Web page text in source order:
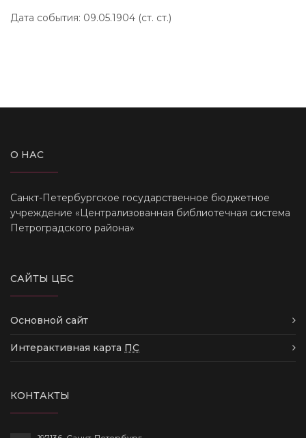
Дата события: 09.05.1904 (ст. ст.)
О НАС
Санкт-Петербургское государственное бюджетное
учреждение «Централизованная библиотечная система
Петроградского района»
САЙТЫ ЦБС
Основной сайт
Интерактивная карта ПС
КОНТАКТЫ